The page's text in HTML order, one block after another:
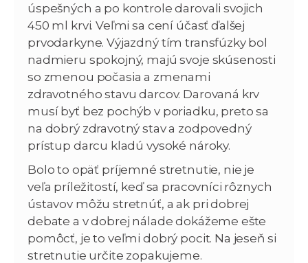
úspešných a po kontrole darovali svojich
450 ml krvi. Veľmi sa cení účasť ďalšej
prvodarkyne. Výjazdný tím transfúzky bol
nadmieru spokojný, majú svoje skúsenosti
so zmenou počasia a zmenami
zdravotného stavu darcov. Darovaná krv
musí byť bez pochýb v poriadku, preto sa
na dobrý zdravotný stav a zodpovedný
prístup darcu kladú vysoké nároky.
Bolo to opäť príjemné stretnutie, nie je
veľa príležitostí, keď sa pracovníci rôznych
ústavov môžu stretnúť, a ak pri dobrej
debate a v dobrej nálade dokážeme ešte
pomôcť, je to veľmi dobrý pocit. Na jeseň si
stretnutie určite zopakujeme.